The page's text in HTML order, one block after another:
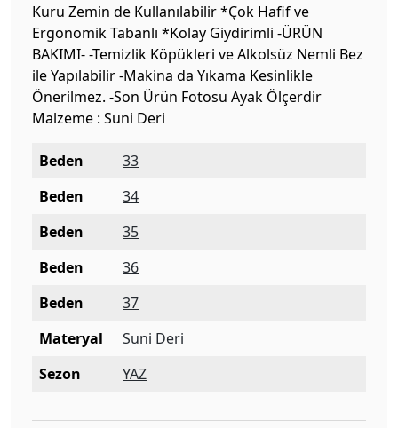
Kuru Zemin de Kullanılabilir *Çok Hafif ve
Ergonomik Tabanlı *Kolay Giydirimli -ÜRÜN
BAKIMI- -Temizlik Köpükleri ve Alkolsüz Nemli Bez
ile Yapılabilir -Makina da Yıkama Kesinlikle
Önerilmez. -Son Ürün Fotosu Ayak Ölçerdir
Malzeme : Suni Deri
Beden
33
Beden
34
Beden
35
Beden
36
Beden
37
Materyal
Suni Deri
Sezon
YAZ